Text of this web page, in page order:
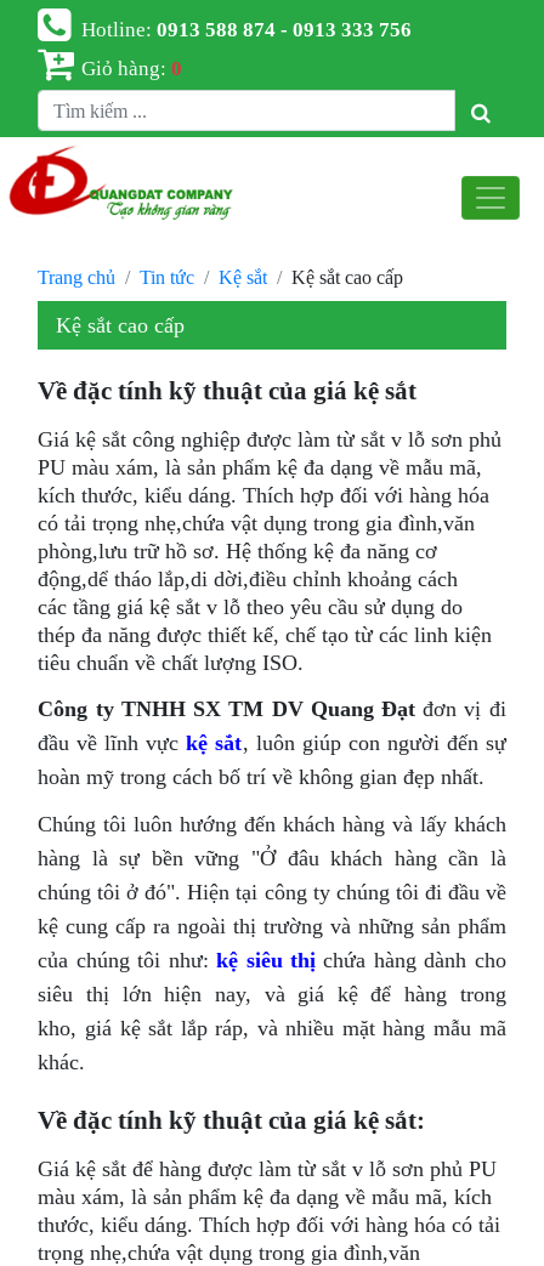
Hotline:0913 588 874 - 0913 333 756
Giỏ hàng:0
Trang chủ Tin tức Kệ sắt Kệ sắt cao cấp
Kệ sắt cao cấp
Về đặc tính kỹ thuật của giá kệ sắt
Giá kệ sắt công nghiệp được làm từ sắt v lỗ sơn phủ
PU màu xám, là sản phẩm kệ đa dạng về mẫu mã,
kích thước, kiểu dáng. Thích hợp đối với hàng hóa
có tải trọng nhẹ,chứa vật dụng trong gia đình,văn
phòng,lưu trữ hồ sơ. Hệ thống kệ đa năng cơ
động,dể tháo lắp,di dời,điều chỉnh khoảng cách
các tầng giá kệ sắt v lỗ theo yêu cầu sử dụng do
thép đa năng được thiết kế, chế tạo từ các linh kiện
tiêu chuẩn về chất lượng ISO.
Công ty TNHH SX TM DV Quang Đạtđơn vị đi
đầu về lĩnh vựckệ sắt , luôn giúp con người đến sự
hoàn mỹ trong cách bố trí về không gian đẹp nhất.
Chúng tôi luôn hướng đến khách hàng và lấy khách
hàng là sự bền vững "Ở đâu khách hàng cần là
chúng tôi ở đó". Hiện tại công ty chúng tôi đi đầu về
kệ cung cấp ra ngoài thị trường và những sản phẩm
của chúng tôi như:kệ siêu thị chứa hàng dành cho
siêu thị lớn hiện nay, và giá kệ để hàng trong
kho, giá kệ sắt lắp ráp, và nhiều mặt hàng mẫu mã
khác.
Về đặc tính kỹ thuật của giá kệ sắt:
Giá kệ sắt để hàng được làm từ sắt v lỗ sơn phủ PU
màu xám, là sản phẩm kệ đa dạng về mẫu mã, kích
thước, kiểu dáng. Thích hợp đối với hàng hóa có tải
trọng nhẹ,chứa vật dụng trong gia đình,văn